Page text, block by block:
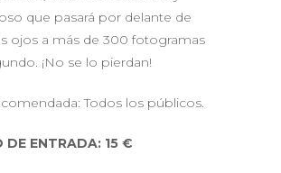
que pasará por delante de
ojos a más de 300 fotogramas
¡No se lo pierdan!
Todos los públicos.
DE ENTRADA: 15 €